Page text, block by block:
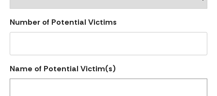
Number of Potential Victims
Name of Potential Victim(s)